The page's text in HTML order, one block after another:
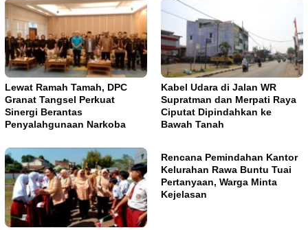
Lewat Ramah Tamah, DPC
Granat Tangsel Perkuat
Sinergi Berantas
Penyalahgunaan Narkoba
Kabel Udara di Jalan WR
Supratman dan Merpati Raya
Ciputat Dipindahkan ke
Bawah Tanah
Rencana Pemindahan Kantor
Kelurahan Rawa Buntu Tuai
Pertanyaan, Warga Minta
Kejelasan